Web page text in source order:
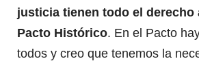
justicia tienen todo el derecho
Pacto Histórico. En el Pacto
todos y creo que tenemos la